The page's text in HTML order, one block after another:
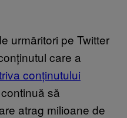
urmăritori pe Twitter
care a
conținutului
să
atrag milioane de